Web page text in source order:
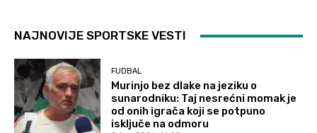
NAJNOVIJE SPORTSKE VESTI
FUDBAL
Murinjo bez dlake na jeziku o
sunarodniku: Taj nesrećni momak je
od onih igrača koji se potpuno
isključe na odmoru